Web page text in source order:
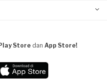
Store dan App Store!